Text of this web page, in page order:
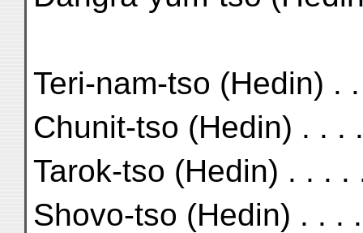
Teri-nam-tso (Hedin) .
Chunit-tso (Hedin) . . .
Tarok-tso (Hedin) . . . .
Shovo-tso (Hedin) . . .